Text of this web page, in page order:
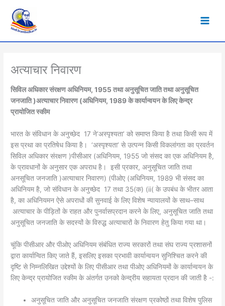
content
अत्याचार निवारण
सिविल अधिकार संरक्षण अधिनियम, 1955तथा अनुसूचित जाति तथा अनुसूचित
जनजाति(अत्याचार निवारण)अधिनियम, 1989के कार्यान्वयन के लिए केन्द्र
प्रायोजित स्कीम
भारत के संविधान के अनुच्छेद 17 ने‘अस्पृश्यता’ को समाप्त किया है तथा किसी रूप में
इस प्रथा का प्रतिषेध किया है। ‘अस्पृश्यता’ से उत्पन्न किसी विकलांगता का प्रवर्तन
सिविल अधिकार संरक्षण (पीसीआर )अधिनियम, 1955 जो संसद का एक अधिनियम है,
के प्रावधानों के अनुसार एक अपराध है। इसी प्रकार, अनुसूचित जाति तथा
अनसूचित जनजाति (अत्याचार निवारण) (पीओए )अधिनियम, 1989 भी संसद का
अधिनियम है, जो संविधान के अनुच्छेद 17 तथा 35(क) (ii) के उपबंध के भीतर आता
है, का अधिनियमन ऐसे अपराधों की सुनवाई के लिए विशेष न्यायालयों के साथ–साथ
अत्याचार के पीड़ितों के राहत और पुनर्वासप्रदान करने के लिए, अनुसूचित जाति तथा
अनुसूचित जनजाति के सदस्यों के विरुद्ध अत्याचारों के निवारण हेतु किया गया था।
चूंकि पीसीआर और पीओए अधिनियम संबंधित राज्य सरकारों तथा संघ राज्य प्रशासनों
द्वारा कार्यान्वित किए जाते हैं, इसलिए इसका प्रभावी कार्यान्वयन सुनिश्चित करने की
दृष्टि से निम्नलिखित उद्देश्यों के लिए पीसीआर तथा पीओए अधिनियमों के कार्यान्वयन के
लिए केन्द्र प्रायोजित स्कीम के अंतर्गत उनको केन्द्रीय सहायता प्रदान की जाती है :-
अनुसूचित जाति और अनुसूचित जनजाति संरक्षण प्रकोष्ठों तथा विशेष पुलिस